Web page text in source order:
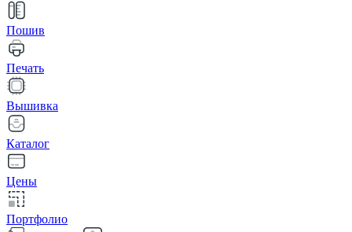
Пошив
Печать
Вышивка
Каталог
Цены
Портфолио